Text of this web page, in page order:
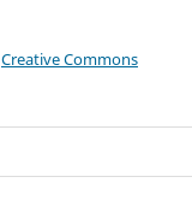
Creative Commons